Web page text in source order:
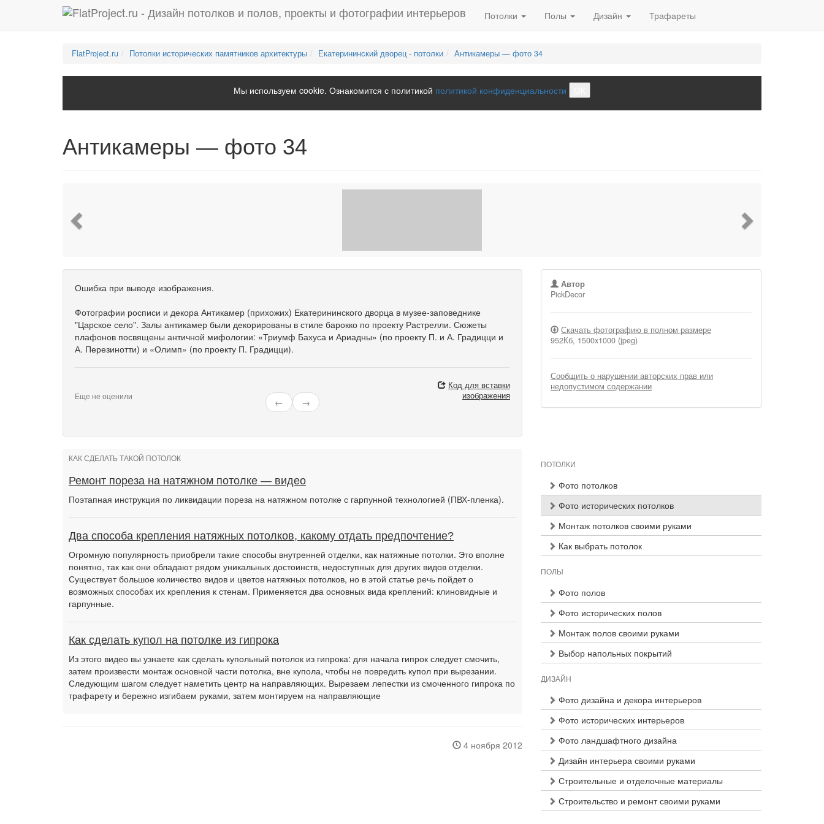
Потолки Полы Дизайн Трафареты
FlatProject.ru Потолки исторических памятников архитектуры Екатерининский дворец - потолки Антикамеры — фото 34
Мы используем cookie. Ознакомится с политикой политикой конфиденциальности
Антикамеры — фото 34
Ошибка при выводе изображения.
Фотографии росписи и декора Антикамер (прихожих) Екатерининского дворца в музее-заповеднике
"Царское село". Залы антикамер были декорированы в стиле барокко по проекту Растрелли. Сюжеты
плафонов посвящены античной мифологии: «Триумф Бахуса и Ариадны» (по проекту П. и А. Градицци и
А. Перезинотти) и «Олимп» (по проекту П. Градицци).
Еще не оценили
← →
Код для вставки
изображения
Автор
PickDecor
Скачать фотографию в полном размере
952Кб, 1500x1000 (jpeg)
Сообщить о нарушении авторских прав или
недопустимом содержании
КАК СДЕЛАТЬ ТАКОЙ ПОТОЛОК
Ремонт пореза на натяжном потолке — видео
Поэтапная инструкция по ликвидации пореза на натяжном потолке с гарпунной технологией (ПВХ-пленка).
Два способа крепления натяжных потолков, какому отдать предпочтение?
Огромную популярность приобрели такие способы внутренней отделки, как натяжные потолки. Это вполне
понятно, так как они обладают рядом уникальных достоинств, недоступных для других видов отделки.
Существует большое количество видов и цветов натяжных потолков, но в этой статье речь пойдет о
возможных способах их крепления к стенам. Применяется два основных вида креплений: клиновидные и
гарпунные.
Как сделать купол на потолке из гипрока
Из этого видео вы узнаете как сделать купольный потолок из гипрока: для начала гипрок следует смочить,
затем произвести монтаж основной части потолка, вне купола, чтобы не повредить купол при вырезании.
Следующим шагом следует наметить центр на направляющих. Вырезаем лепестки из смоченного гипрока по
трафарету и бережно изгибаем руками, затем монтируем на направляющие
4 ноября 2012
ПОТОЛКИ
Фото потолков
Фото исторических потолков
Монтаж потолков своими руками
Как выбрать потолок
ПОЛЫ
Фото полов
Фото исторических полов
Монтаж полов своими руками
Выбор напольных покрытий
ДИЗАЙН
Фото дизайна и декора интерьеров
Фото исторических интерьеров
Фото ландшафтного дизайна
Дизайн интерьера своими руками
Строительные и отделочные материалы
Строительство и ремонт своими руками